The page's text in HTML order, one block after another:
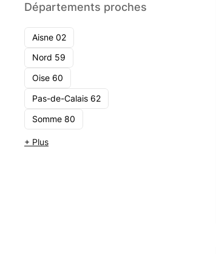
Départements proches
Aisne 02
Nord 59
Oise 60
Pas-de-Calais 62
Somme 80
+ Plus